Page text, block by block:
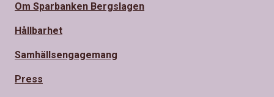
Om Sparbanken Bergslagen
Hållbarhet
Samhällsengagemang
Press